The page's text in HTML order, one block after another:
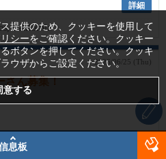
詳細
California
2026/06/25 (Thu)
さん募集！
期間で 月水土日 午前中に
息板
提供のため、クッキーを使用して
シーをご確認ください。クッキー
ボタンを押してください。クッキ
ウザからご設定ください。